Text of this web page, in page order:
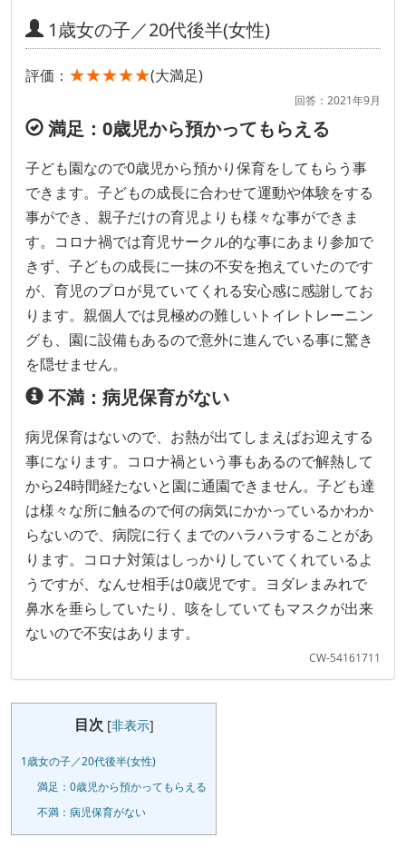
1歳女の子／20代後半(女性)
評価： ★★★★★(大満足)
回答：2021年9月
満足：0歳児から預かってもらえる
子ども園なので0歳児から預かり保育をしてもらう事
できます。子どもの成長に合わせて運動や体験をする
事ができ、親子だけの育児よりも様々な事ができま
す。コロナ禍では育児サークル的な事にあまり参加で
きず、子どもの成長に一抹の不安を抱えていたのです
が、育児のプロが見ていてくれる安心感に感謝してお
ります。親個人では見極めの難しいトイレトレーニン
グも、園に設備もあるので意外に進んでいる事に驚き
を隠せません。
不満：病児保育がない
病児保育はないので、お熱が出てしまえばお迎えする
事になります。コロナ禍という事もあるので解熱して
から24時間経たないと園に通園できません。子ども達
は様々な所に触るので何の病気にかかっているかわか
らないので、病院に行くまでのハラハラすることがあ
ります。コロナ対策はしっかりしていてくれているよ
うですが、なんせ相手は0歳児です。ヨダレまみれで
鼻水を垂らしていたり、咳をしていてもマスクが出来
ないので不安はあります。
CW-54161711
目次 [非表示]
1歳女の子／20代後半(女性)
満足：0歳児から預かってもらえる
不満：病児保育がない